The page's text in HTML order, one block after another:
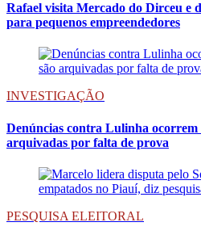
Rafael visita Mercado do Dirceu e
para pequenos empreendedores
INVESTIGAÇÃO
Denúncias contra Lulinha ocorrem
arquivadas por falta de prova
PESQUISA ELEITORAL